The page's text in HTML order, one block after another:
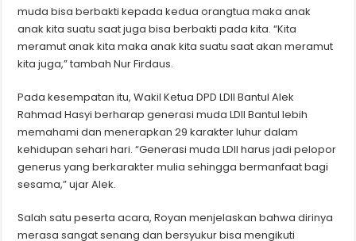
muda bisa berbakti kepada kedua orangtua maka anak
anak kita suatu saat juga bisa berbakti pada kita. “Kita
meramut anak kita maka anak kita suatu saat akan meramut
kita juga,” tambah Nur Firdaus.
Pada kesempatan itu, Wakil Ketua DPD LDII Bantul Alek
Rahmad Hasyi berharap generasi muda LDII Bantul lebih
memahami dan menerapkan 29 karakter luhur dalam
kehidupan sehari hari. “Generasi muda LDII harus jadi pelopor
generus yang berkarakter mulia sehingga bermanfaat bagi
sesama,” ujar Alek.
Salah satu peserta acara, Royan menjelaskan bahwa dirinya
merasa sangat senang dan bersyukur bisa mengikuti